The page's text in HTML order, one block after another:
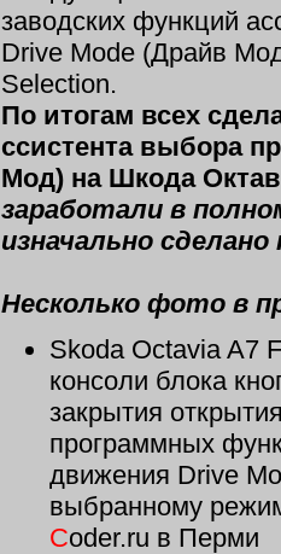
заводских функций
Drive Mode (Драйв
Selection.
По итогам всех
ссистента выбора
Мод) на Шкода
заработали в
изначально сделано
Несколько фото в
Skoda Octavia A7
консоли блока
закрытия
программных
движения Drive
выбранному
Coder.ru в Перми